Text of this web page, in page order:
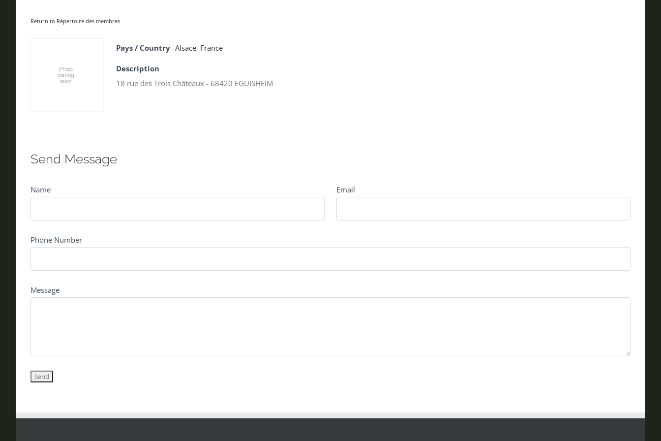
Return to Répertoire des membres
Pays / Country Alsace, France
Description
18 rue des Trois Châteaux - 68420 EGUISHEIM
Send Message
Name Email
Phone Number
Message